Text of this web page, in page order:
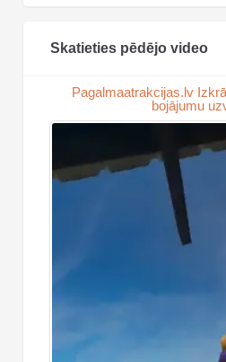
Skatieties pēdējo video
Pagalmaatrakcijas.lv
bojājumu